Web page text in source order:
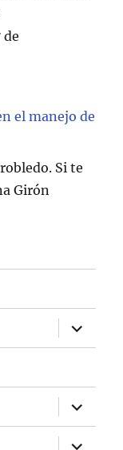
el manejo de
Si te
Girón
expande
el
menú
expande
el
menú
inferior
expande